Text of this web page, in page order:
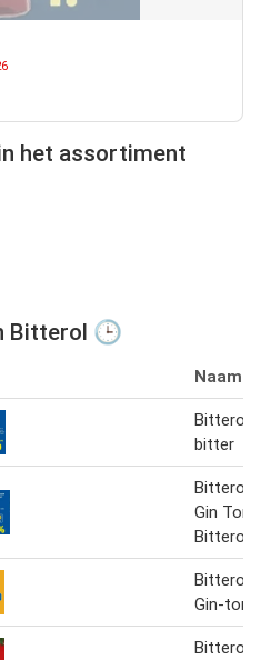
het assortiment
Bitterol 🕒
Naam
Bitterol
bitter
Bitterol-
Gin
Bitterol
Bitterol-
Gin-
Bitterol